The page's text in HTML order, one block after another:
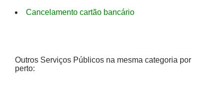
Cancelamento cartão bancário
Outros Serviços Públicos na mesma categoria por
perto: